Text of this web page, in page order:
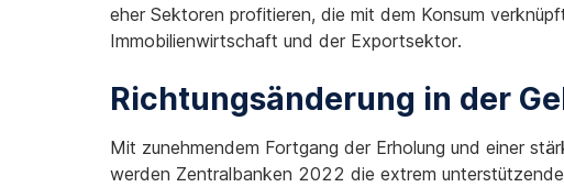
eher Sektoren profitieren, die mit dem Konsum
Immobilienwirtschaft und der Exportsektor.
Richtungsänderung in der
Mit zunehmendem Fortgang der Erholung und einer
werden Zentralbanken 2022 die extrem